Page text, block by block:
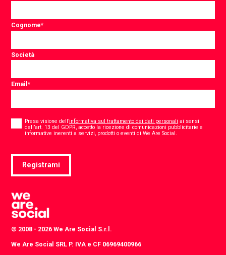
Cognome*
Società
Email*
Presa visione dell’informativa sul trattamento dei dati personali ai sensi
dell’art. 13 del GDPR, accetto la ricezione di comunicazioni pubblicitarie e
informative inerenti a servizi, prodotti o eventi di We Are Social.
Registrami
© 2008 - 2026 We Are Social S.r.l.
We Are Social SRL P. IVA e CF 06969400966